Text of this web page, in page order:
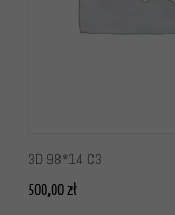
3D 98*14 C3
500,00zł